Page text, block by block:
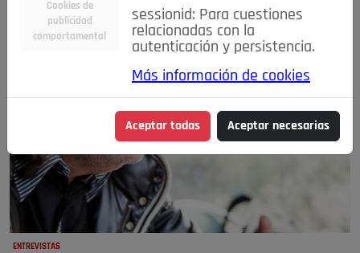
ENTREVISTAS
Cookies de
publicidad
comportamental
sessionid: Para cuestiones
relacionadas con la
autenticación y persistencia.
Más información de cookies
Aceptar todas Aceptar necesarias